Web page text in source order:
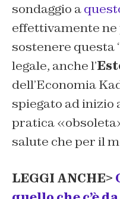
sondaggio a
effettivamente ne
sostenere questa
legale, anche l’
dell’Economia
spiegato ad inizio
pratica
salute che per il
LEGGI ANCHE>